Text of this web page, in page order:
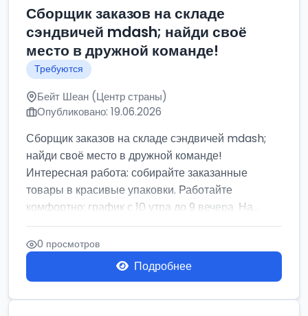
Сборщик заказов на складе
сэндвичей mdash; найди своё
место в дружной команде!
Требуются
Бейт Шеан (Центр страны)
Опубликовано: 19.06.2026
Сборщик заказов на складе сэндвичей mdash;
найди своё место в дружной команде!
Интересная работа: собирайте заказанные
товары в красивые упаковки. Работайте
комфортно: график с 10 утра до 9 вечера. На...
0 просмотров
Подробнее